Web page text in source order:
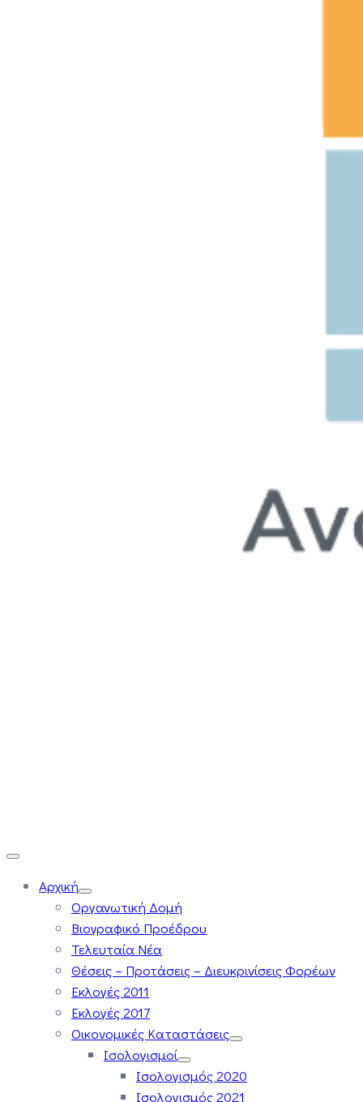
Αρχική
Οργανωτική Δομή
Βιογραφικό Προέδρου
Τελευταία Νέα
Θέσεις – Προτάσεις – Διευκρινίσεις Φορέων
Εκλογές 2011
Εκλογές 2017
Οικονομικές Καταστάσεις
Ισολογισμοί
Ισολογισμός 2020
Ισολογισμός 2021